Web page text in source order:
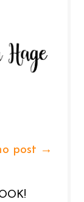
post →